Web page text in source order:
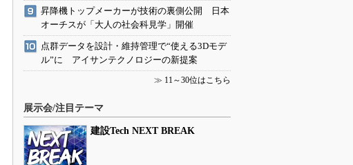
昇降機トップメーカーが技術の裏側公開 日本
オーチスが「大人の社会科見学」開催
点群データを設計・維持管理で“使える3Dモデ
ル”に アイサンテクノロジーの新提案
≫ 11～30位はこちら
展示会/注目テーマ
建設Tech NEXT BREAK